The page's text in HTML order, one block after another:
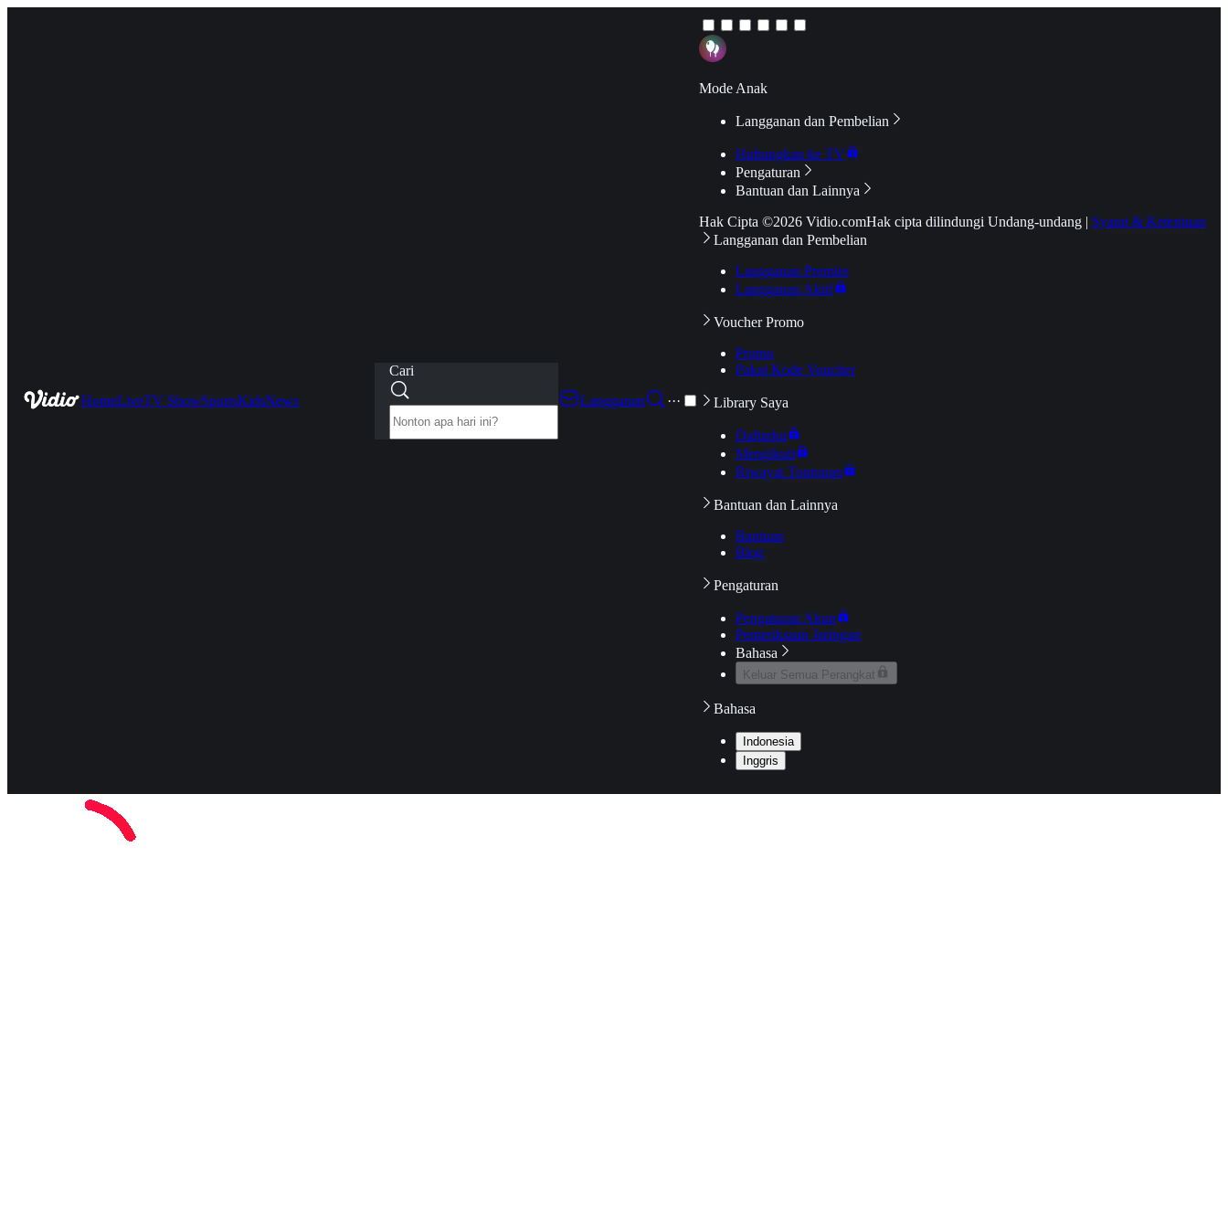
HomeLiveTV ShowSportsKidsNews
Cari
Langganan
···
Mode Anak
Langganan dan Pembelian
Hubungkan ke TV
Pengaturan
Bantuan dan Lainnya
Hak Cipta ©2026 Vidio.comHak cipta dilindungi Undang-undang | Syarat & Ketentuan
Langganan dan Pembelian
Langganan Premier
Langganan Aktif
Voucher Promo
Promo
Pakai Kode Voucher
Library Saya
Daftarku
Mengikuti
Riwayat Tontonan
Bantuan dan Lainnya
Bantuan
Blog
Pengaturan
Pengaturan Akun
Pemeriksaan Jaringan
Bahasa
Keluar Semua Perangkat
Bahasa
Indonesia
Inggris